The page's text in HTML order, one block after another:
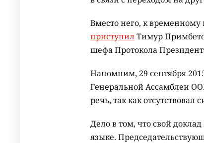
Вместо него, к
приступилТимур
шефа Протокола
Напомним, 29 сентября
Генеральной Ассамблеи
речь, так как
Дело в том, что свой
языке.